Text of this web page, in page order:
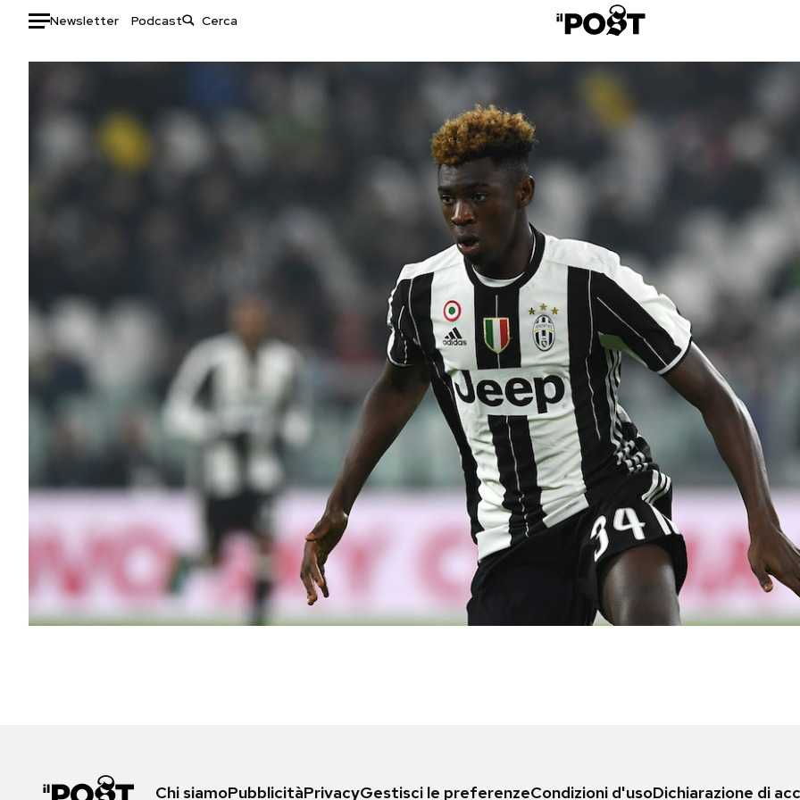
Newsletter Podcast
Auto
Cultura
Economia
Sport
Moda
Altrecose
Mondiali calcio 2026
NEWSLETTER
I MIEI PREFERITI
SHOP
Newsletter
Chi siamoPubblicitàPrivacyGestisci le preferenzeCondizioni d'usoDichiarazione di